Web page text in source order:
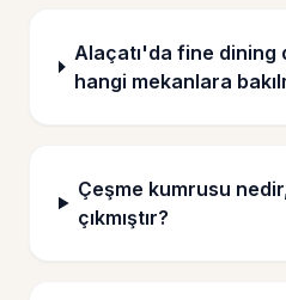
Alaçatı'da fine dining
hangi mekanlara
Çeşme kumrusu
çıkmıştır?